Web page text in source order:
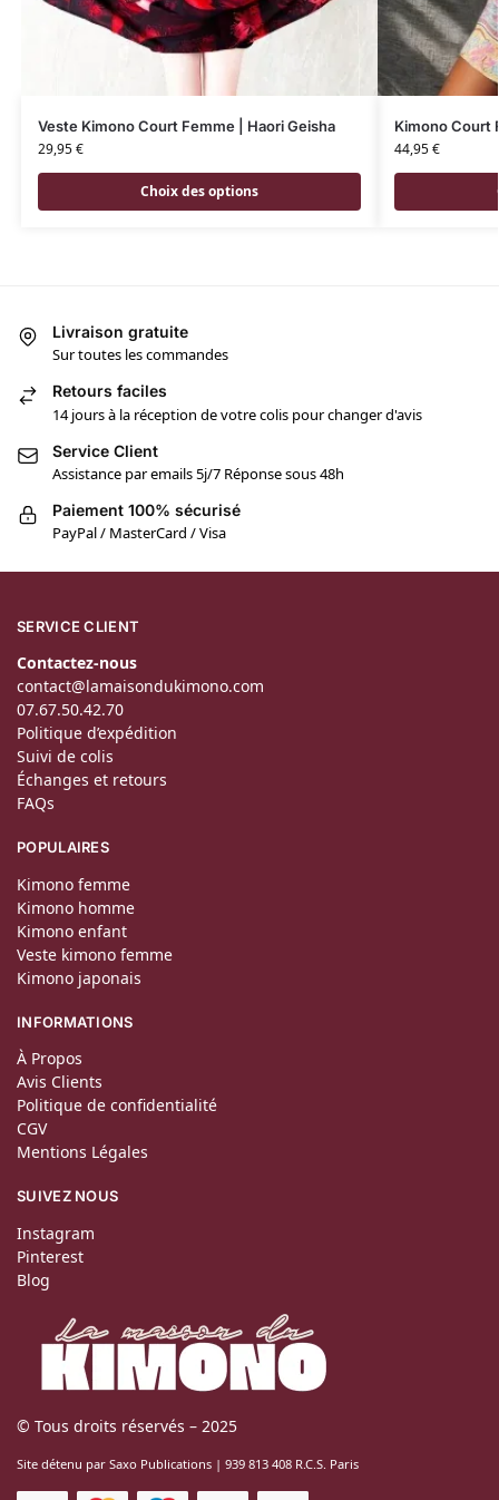
Veste Kimono Court Femme | Haori Geisha
29,95€
Choix des options
Kimono Court
44,95€
Livraison gratuite
Sur toutes les commandes
Retours faciles
14 jours à la réception de votre colis pour changer d'avis
Service Client
Assistance par emails 5j/7 Réponse sous 48h
Paiement 100% sécurisé
PayPal / MasterCard / Visa
SERVICE CLIENT
Contactez-nous
contact@lamaisondukimono.com
07.67.50.42.70
Politique d’expédition
Suivi de colis
Échanges et retours
FAQs
POPULAIRES
Kimono femme
Kimono homme
Kimono enfant
Veste kimono femme
Kimono japonais
INFORMATIONS
À Propos
Avis Clients
Politique de confidentialité
CGV
Mentions Légales
SUIVEZ NOUS
Instagram
Pinterest
Blog
© Tous droits réservés – 2025
Site détenu par Saxo Publications | 939 813 408 R.C.S. Paris